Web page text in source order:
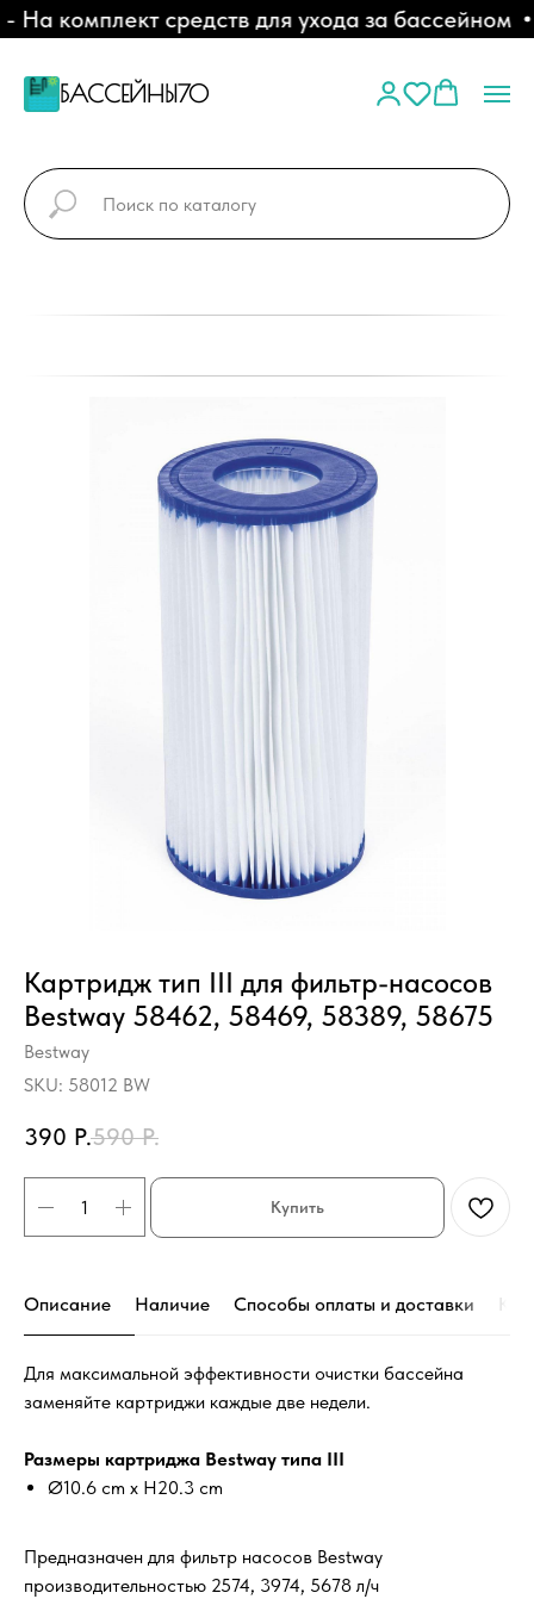
комплект средств для ухода за бассейном
БАССЕЙНЫ70
Картридж тип III для фильтр-насосов
Bestway 58462, 58469, 58389, 58675
Bestway
SKU: 58012 BW
390 Р.590 Р.
Купить
Описание Наличие Способы оплаты и доставки
Для максимальной эффективности очистки бассейна
заменяйте картриджи каждые две недели.
Размеры картриджа Bestway типа III
Ø10.6 cm x H20.3 cm
Предназначен для фильтр насосов Bestway
производительностью 2574, 3974, 5678 л/ч